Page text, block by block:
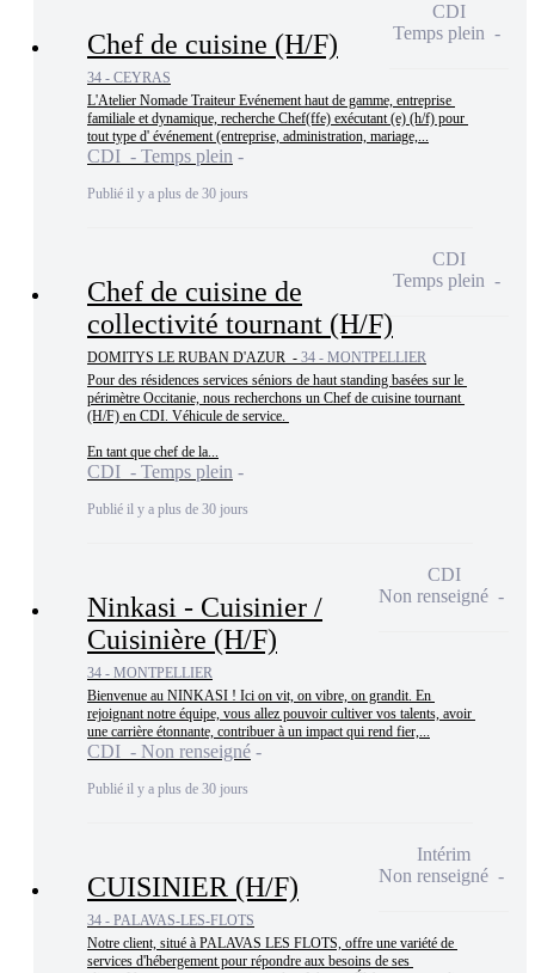
Chef de cuisine (H/F)
34 - CEYRAS
L'Atelier Nomade Traiteur Evénement haut de gamme, entreprise
familiale et dynamique, recherche Chef(ffe) exécutant (e) (h/f) pour
tout type d' événement (entreprise, administration, mariage,...
CDI - Temps plein
Publié il y a plus de 30 jours
CDI
Temps plein
Chef de cuisine de
collectivité tournant (H/F)
DOMITYS LE RUBAN D'AZUR - 34 - MONTPELLIER
Pour des résidences services séniors de haut standing basées sur le
périmètre Occitanie, nous recherchons un Chef de cuisine tournant
(H/F) en CDI. Véhicule de service.
En tant que chef de la...
CDI - Temps plein
Publié il y a plus de 30 jours
CDI
Temps plein
Ninkasi - Cuisinier /
Cuisinière (H/F)
34 - MONTPELLIER
Bienvenue au NINKASI ! Ici on vit, on vibre, on grandit. En
rejoignant notre équipe, vous allez pouvoir cultiver vos talents, avoir
une carrière étonnante, contribuer à un impact qui rend fier,...
CDI - Non renseigné
Publié il y a plus de 30 jours
CDI
Non renseigné
CUISINIER (H/F)
34 - PALAVAS-LES-FLOTS
Notre client, situé à PALAVAS LES FLOTS, offre une variété de
services d'hébergement pour répondre aux besoins de ses
Intérim
Non renseigné